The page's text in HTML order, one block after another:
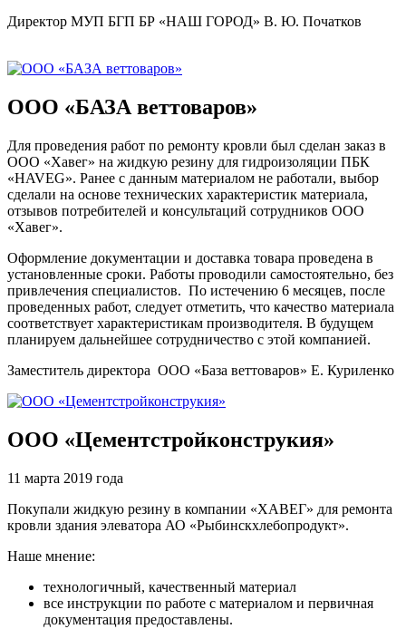
Директор МУП БГП БР «НАШ ГОРОД» В. Ю. Початков
ООО «БАЗА веттоваров»
Для проведения работ по ремонту кровли был сделан заказ в
ООО «Хавег» на жидкую резину для гидроизоляции ПБК
«HAVEG». Ранее с данным материалом не работали, выбор
сделали на основе технических характеристик материала,
отзывов потребителей и консультаций сотрудников ООО
«Хавег».
Оформление документации и доставка товара проведена в
установленные сроки. Работы проводили самостоятельно, без
привлечения специалистов. По истечению 6 месяцев, после
проведенных работ, следует отметить, что качество материала
соответствует характеристикам производителя. В будущем
планируем дальнейшее сотрудничество с этой компанией.
Заместитель директора ООО «База веттоваров» Е. Куриленко
ООО «Цементстройконструкия»
11 марта 2019 года
Покупали жидкую резину в компании «ХАВЕГ» для ремонта
кровли здания элеватора АО «Рыбинскхлебопродукт».
Наше мнение:
технологичный, качественный материал
все инструкции по работе с материалом и первичная
документация предоставлены.